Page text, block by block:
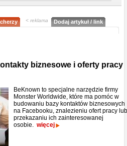
< reklama Dodaj artykuł / link
biznesowe i oferty pracy
BeKnown to specjalne narzędzie firmy
Monster Worldwide, które ma pomóc w
budowaniu bazy kontaktów biznesowych
na Facebooku, znalezieniu ofert pracy lub
przekazaniu ich zainteresowanej
osobie. więcej